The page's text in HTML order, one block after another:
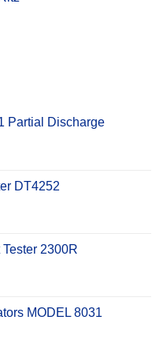
Partial Discharge
DT4252
2300R
MODEL 8031